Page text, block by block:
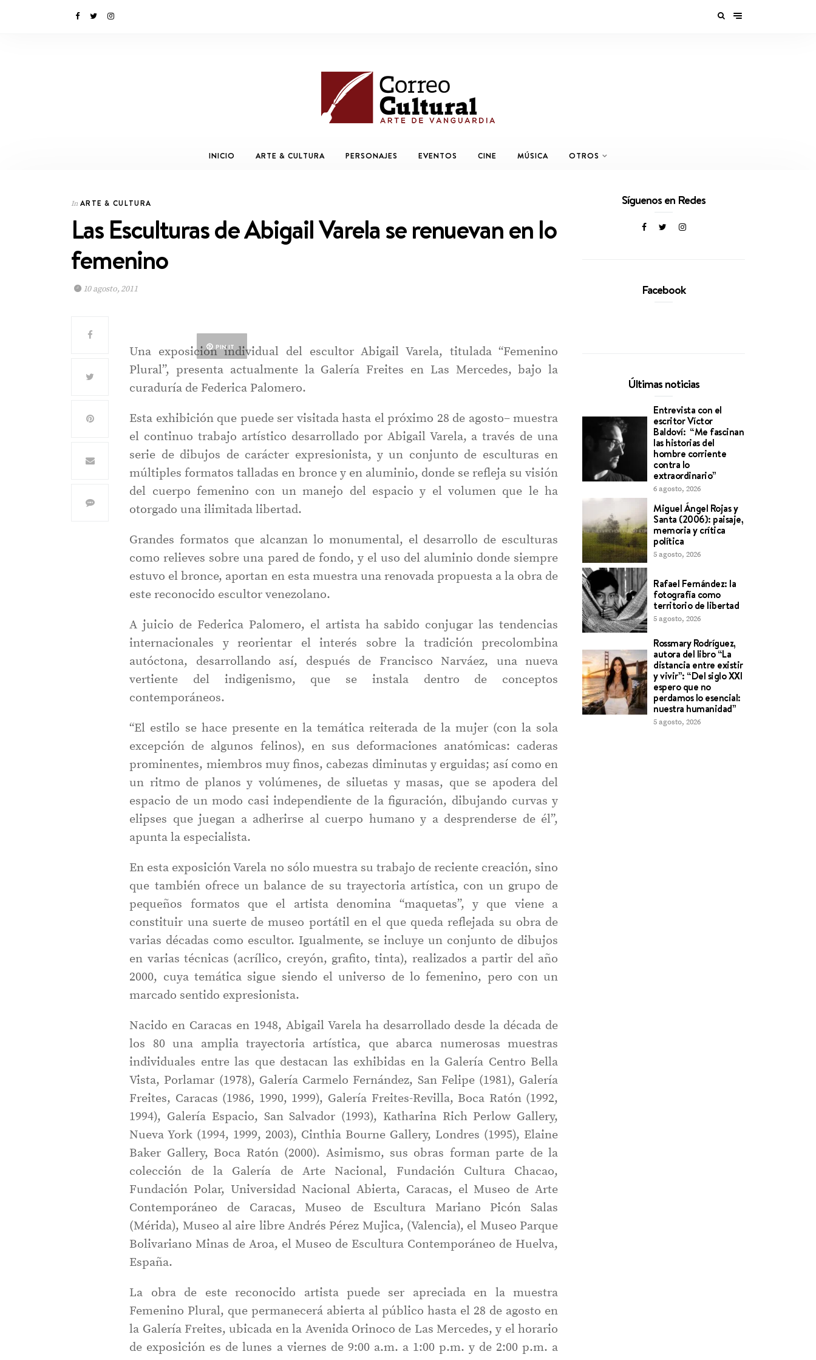
INICIO ARTE & CULTURA PERSONAJES EVENTOS CINE MÚSICA OTROS
In ARTE & CULTURA
Las Esculturas de Abigail Varela se renuevan en lo
femenino
10 agosto, 2011
PIN IT
Una exposición individual del escultor Abigail Varela, titulada “Femenino
Plural”, presenta actualmente la Galería Freites en Las Mercedes, bajo la
curaduría de Federica Palomero.
Esta exhibición que puede ser visitada hasta el próximo 28 de agosto– muestra
el continuo trabajo artístico desarrollado por Abigail Varela, a través de una
serie de dibujos de carácter expresionista, y un conjunto de esculturas en
múltiples formatos talladas en bronce y en aluminio, donde se refleja su visión
del cuerpo femenino con un manejo del espacio y el volumen que le ha
otorgado una ilimitada libertad.
Grandes formatos que alcanzan lo monumental, el desarrollo de esculturas
como relieves sobre una pared de fondo, y el uso del aluminio donde siempre
estuvo el bronce, aportan en esta muestra una renovada propuesta a la obra de
este reconocido escultor venezolano.
A juicio de Federica Palomero, el artista ha sabido conjugar las tendencias
internacionales y reorientar el interés sobre la tradición precolombina
autóctona, desarrollando así, después de Francisco Narváez, una nueva
vertiente del indigenismo, que se instala dentro de conceptos
contemporáneos.
“El estilo se hace presente en la temática reiterada de la mujer (con la sola
excepción de algunos felinos), en sus deformaciones anatómicas: caderas
prominentes, miembros muy finos, cabezas diminutas y erguidas; así como en
un ritmo de planos y volúmenes, de siluetas y masas, que se apodera del
espacio de un modo casi independiente de la figuración, dibujando curvas y
elipses que juegan a adherirse al cuerpo humano y a desprenderse de él”,
apunta la especialista.
En esta exposición Varela no sólo muestra su trabajo de reciente creación, sino
que también ofrece un balance de su trayectoria artística, con un grupo de
pequeños formatos que el artista denomina “maquetas”, y que viene a
constituir una suerte de museo portátil en el que queda reflejada su obra de
varias décadas como escultor. Igualmente, se incluye un conjunto de dibujos
en varias técnicas (acrílico, creyón, grafito, tinta), realizados a partir del año
2000, cuya temática sigue siendo el universo de lo femenino, pero con un
marcado sentido expresionista.
Nacido en Caracas en 1948, Abigail Varela ha desarrollado desde la década de
los 80 una amplia trayectoria artística, que abarca numerosas muestras
individuales entre las que destacan las exhibidas en la Galería Centro Bella
Vista, Porlamar (1978), Galería Carmelo Fernández, San Felipe (1981), Galería
Freites, Caracas (1986, 1990, 1999), Galería Freites-Revilla, Boca Ratón (1992,
1994), Galería Espacio, San Salvador (1993), Katharina Rich Perlow Gallery,
Nueva York (1994, 1999, 2003), Cinthia Bourne Gallery, Londres (1995), Elaine
Baker Gallery, Boca Ratón (2000). Asimismo, sus obras forman parte de la
colección de la Galería de Arte Nacional, Fundación Cultura Chacao,
Fundación Polar, Universidad Nacional Abierta, Caracas, el Museo de Arte
Contemporáneo de Caracas, Museo de Escultura Mariano Picón Salas
(Mérida), Museo al aire libre Andrés Pérez Mujica, (Valencia), el Museo Parque
Bolivariano Minas de Aroa, el Museo de Escultura Contemporáneo de Huelva,
España.
La obra de este reconocido artista puede ser apreciada en la muestra
Femenino Plural, que permanecerá abierta al público hasta el 28 de agosto en
la Galería Freites, ubicada en la Avenida Orinoco de Las Mercedes, y el horario
de exposición es de lunes a viernes de 9:00 a.m. a 1:00 p.m. y de 2:00 p.m. a
Síguenos en Redes
Facebook
Últimas noticias
Entrevista con el
escritor Víctor
Baldoví: “Me fascinan
las historias del
hombre corriente
contra lo
extraordinario”
6 agosto, 2026
Miguel Ángel Rojas y
Santa (2006): paisaje,
memoria y crítica
política
5 agosto, 2026
Rafael Fernández: la
fotografía como
territorio de libertad
5 agosto, 2026
Rossmary Rodríguez,
autora del libro “La
distancia entre existir
y vivir”: “Del siglo XXI
espero que no
perdamos lo esencial:
nuestra humanidad”
5 agosto, 2026